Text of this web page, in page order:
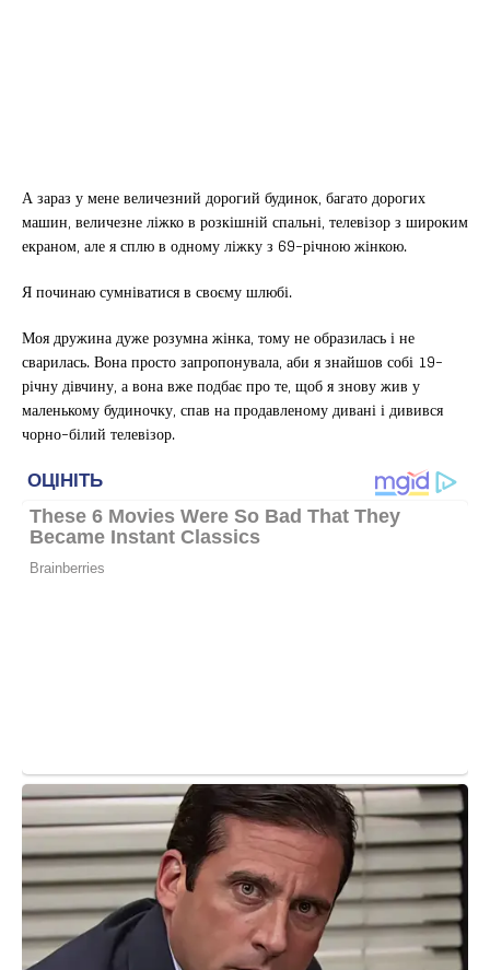
А зараз у мене величезний дорогий будинок, багато дорогих
машин, величезне ліжко в розкішній спальні, телевізор з широким
екраном, але я сплю в одному ліжку з 69-річною жінкою.
Я починаю сумніватися в своєму шлюбі.
Моя дружина дуже розумна жінка, тому не образилась і не
сварилась. Вона просто запропонувала, аби я знайшов собі 19-
річну дівчину, а вона вже подбає про те, щоб я знову жив у
маленькому будиночку, спав на продавленому дивані і дивився
чорно-білий телевізор.